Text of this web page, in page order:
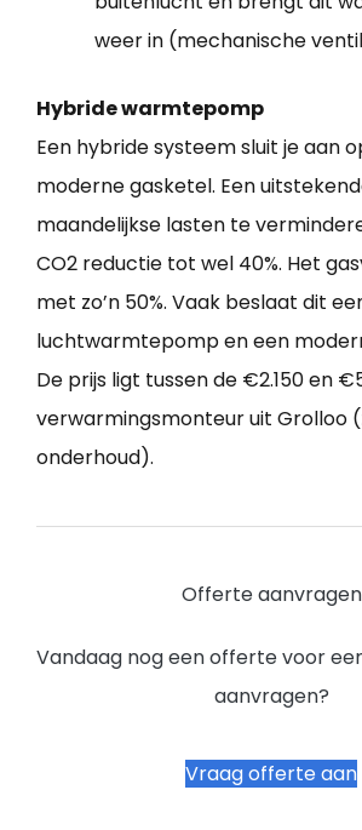
weer in (mechanische
Hybride warmtepomp
Een hybride systeem sluit je aan
moderne gasketel. Een
maandelijkse lasten te
CO2 reductie tot wel 40%. Het
met zo’n 50%. Vaak beslaat dit
luchtwarmtepomp en een
De prijs ligt tussen de €2.150 en
verwarmingsmonteur uit Grolloo
onderhoud).
Offerte aanvragen
Vandaag nog een offerte voor
aanvragen?
Vraag offerte aan